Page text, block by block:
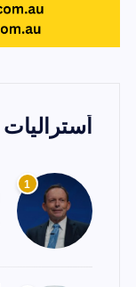
أستراليات
1